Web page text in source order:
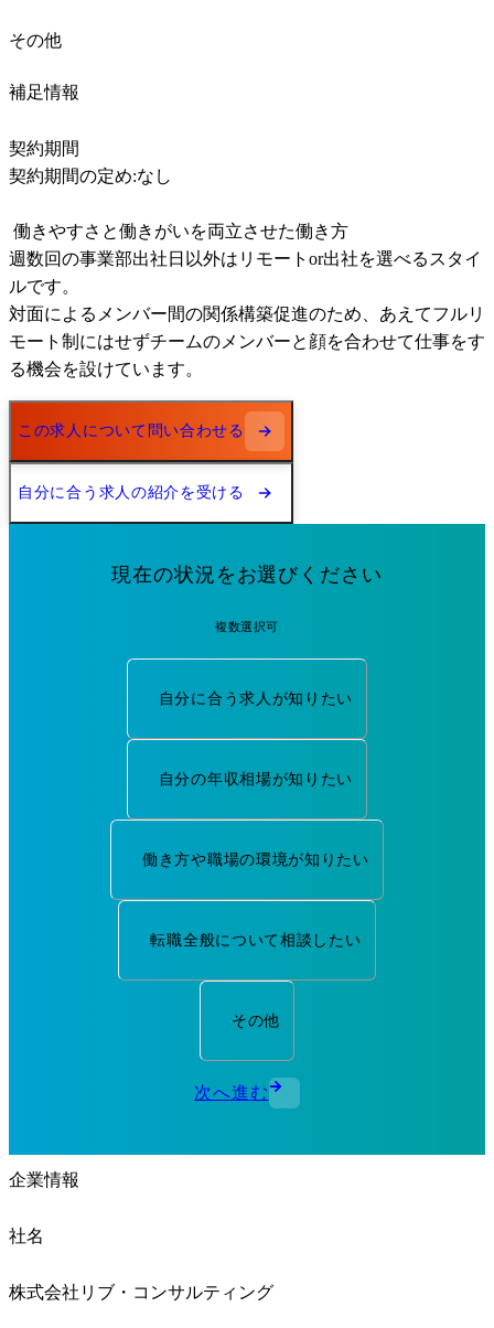
その他
補足情報
契約期間
契約期間の定め:なし
週数回の事業部出社日以外はリモートor出社を選べるスタイ
ルです。
対面によるメンバー間の関係構築促進のため、あえてフルリ
モート制にはせずチームのメンバーと顔を合わせて仕事をす
る機会を設けています。
この求人について問い合わせる
自分に合う求人の紹介を受ける
現在の状況をお選びください
複数選択可
自分に合う求人が知りたい
自分の年収相場が知りたい
働き方や職場の環境が知りたい
転職全般について相談したい
その他
次へ進む
企業情報
社名
株式会社リブ・コンサルティング